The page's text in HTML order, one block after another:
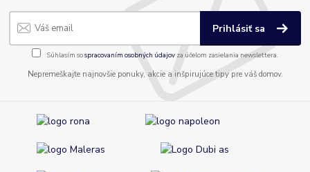
Prihlásiť sa
Súhlasím sospracovaním osobných údajov za účelom zasielania newslettera.
Nepremeškajte najnovšie ponuky, akcie a inšpirujúce tipy pre váš domov.